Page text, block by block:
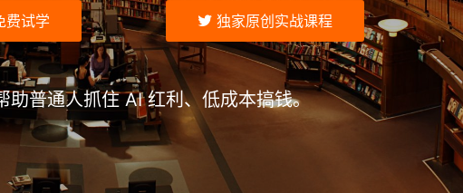
费试学 独家原创实战课程
助普通人抓住 AI 红利、低成本搞钱。